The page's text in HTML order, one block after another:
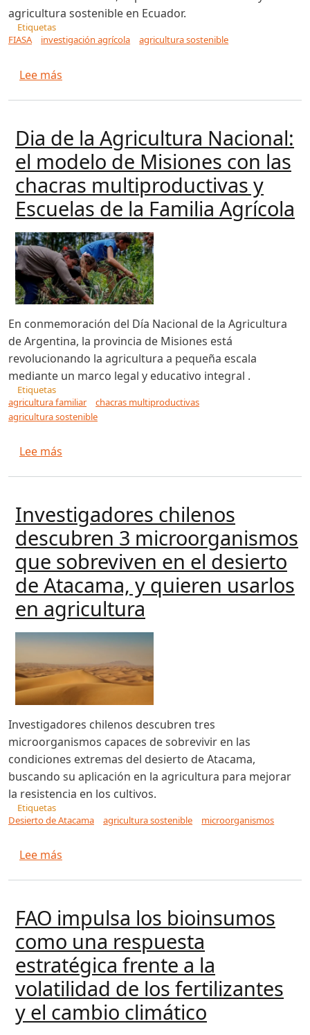
agricultura sostenible en Ecuador.
Etiquetas
FIASA
investigación agrícola agricultura sostenible
Lee más
Dia de la Agricultura Nacional:
el modelo de Misiones con las
chacras multiproductivas y
Escuelas de la Familia Agrícola
En conmemoración del Día Nacional de la Agricultura
de Argentina, la provincia de Misiones está
revolucionando la agricultura a pequeña escala
mediante un marco legal y educativo integral .
Etiquetas
agricultura familiar
chacras multiproductivas
agricultura sostenible
Lee más
Investigadores chilenos
descubren 3 microorganismos
que sobreviven en el desierto
de Atacama, y quieren usarlos
en agricultura
Investigadores chilenos descubren tres
microorganismos capaces de sobrevivir en las
condiciones extremas del desierto de Atacama,
buscando su aplicación en la agricultura para mejorar
la resistencia en los cultivos.
Etiquetas
Desierto de Atacama
agricultura sostenible microorganismos
Lee más
FAO impulsa los bioinsumos
como una respuesta
estratégica frente a la
volatilidad de los fertilizantes
y el cambio climático